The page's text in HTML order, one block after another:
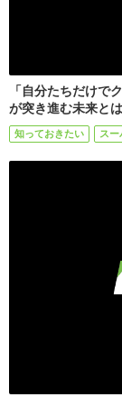
「自分たちだけで
が突き進む未来と
知っておきたい ス